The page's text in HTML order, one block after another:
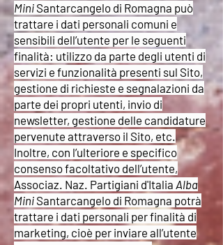
Mini Santarcangelo di Romagna può
trattare i dati personali comuni e
sensibili dell’utente per le seguenti
finalità: utilizzo da parte degli utenti di
servizi e funzionalità presenti sul Sito,
gestione di richieste e segnalazioni da
parte dei propri utenti, invio di
newsletter, gestione delle candidature
pervenute attraverso il Sito, etc.
Inoltre, con l’ulteriore e specifico
consenso facoltativo dell’utente,
Associaz. Naz. Partigiani d'Italia Alba
Mini Santarcangelo di Romagna potrà
trattare i dati personali per finalità di
marketing, cioè per inviare all’utente